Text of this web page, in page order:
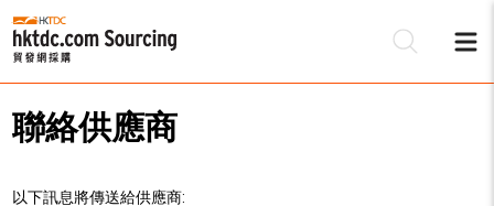
聯絡供應商
以下訊息將傳送給供應商: